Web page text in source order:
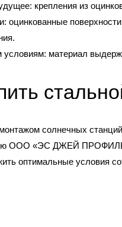
крепления из
оцинкованные
условиям: материал
солнечных
ООО «ЭС ДЖЕЙ ПРОФИЛЬ
оптимальные условия